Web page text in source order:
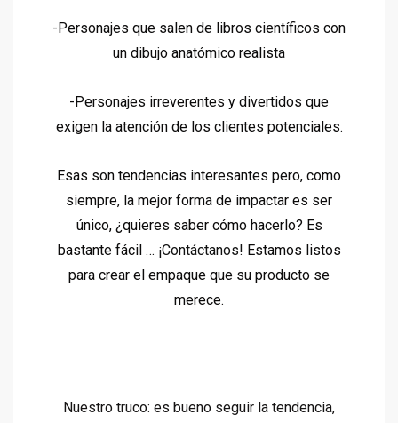
-Personajes que salen de libros científicos con
un dibujo anatómico realista
-Personajes irreverentes y divertidos que
exigen la atención de los clientes potenciales.
Esas son tendencias interesantes pero, como
siempre, la mejor forma de impactar es ser
único, ¿quieres saber cómo hacerlo? Es
bastante fácil … ¡Contáctanos! Estamos listos
para crear el empaque que su producto se
merece.
Nuestro truco: es bueno seguir la tendencia,